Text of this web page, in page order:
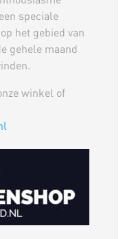
speciale
het gebied van
gehele maand
winkel of